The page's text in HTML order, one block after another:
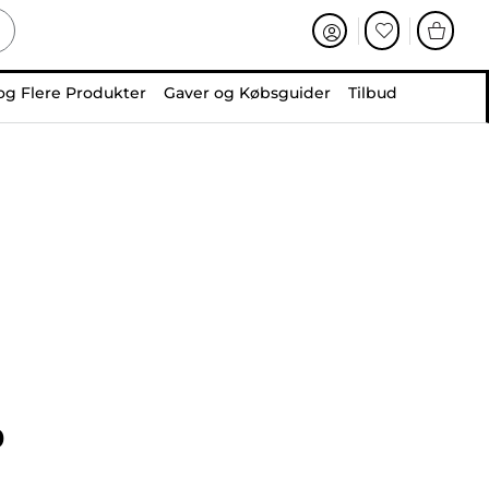
Flere Produkter Gaver og Købsguider Tilbud